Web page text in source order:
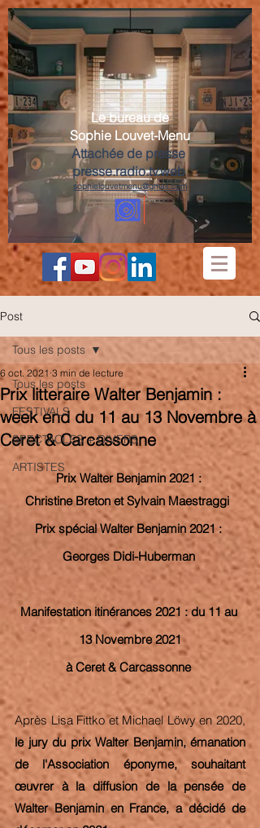
Le bureau de
Sophie Louvet-Menu
Attachée de presse
presse.radio.tv.web
sophielouvetmenu@gmail.com
Post
Tous les posts
FESTIVALS
SPECTACLES + DIVERS
ARTISTES
Tous les posts
Prix litteraire Walter Benjamin :
week end du 11 au 13 Novembre à
Ceret & Carcassonne
6 oct. 2021 3 min de lecture
Prix Walter Benjamin 2021 :
Christine Breton et Sylvain Maestraggi
Prix spécial Walter Benjamin 2021 :
Georges Didi-Huberman
Manifestation itinérances 2021 : du 11 au
13 Novembre 2021
à Ceret & Carcassonne
le jury du prix Walter Benjamin, émanation
de l'Association éponyme, souhaitant
œuvrer à la diffusion de la pensée de
Walter Benjamin en France, a décidé de